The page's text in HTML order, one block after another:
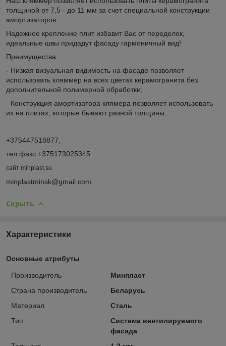
толщиной от 7,5 - до 11 мм за счет специальной конструкции
амортизаторов.
Надежное крепление плит избавит Вас от переделок,
идеальные швы придадут фасаду гармоничный вид!
Преимущества:
- Низкая визуальная видимость на фасаде позволяет
использовать кляммер на всех цветах керамогранита без
дополнительной полимерной обработки;
- Конструкция амортизатора клямера позволяет использовать
их на плитах, которые бывают разной толщины.
+375447518877,
тел.факс +375173025345
сайт minplast.su
minplastminsk@gmail.com
Скрыть
Характеристики
Основные атрибуты
Производитель
Минпласт
Страна производитель
Беларусь
Материал
Сталь
Тип
Система вентилируемого
фасада